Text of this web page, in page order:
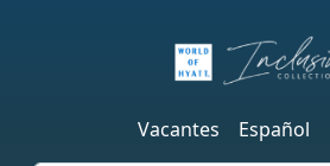
Vacantes Español